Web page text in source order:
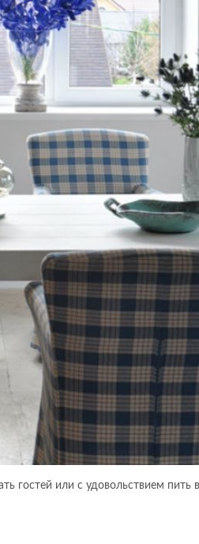
гостей или с удовольствием пить